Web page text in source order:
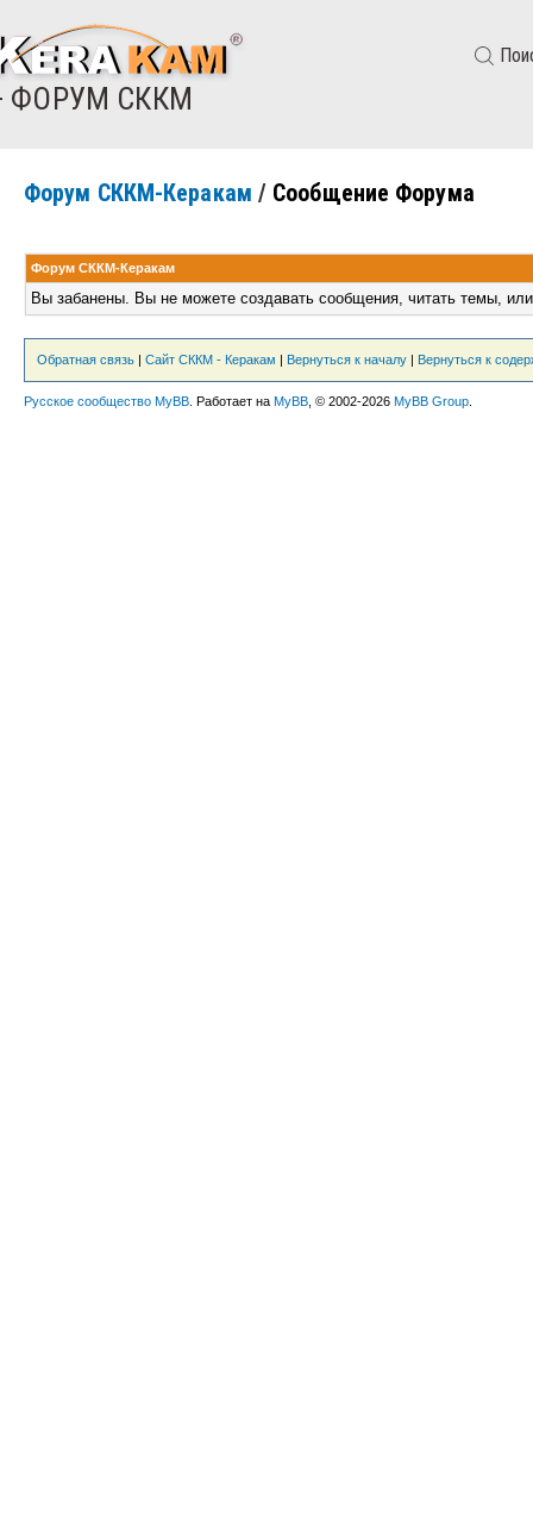
ФОРУМ СККМ
Форум СККМ-Керакам / Сообщение Форума
Форум СККМ-Керакам
Вы забанены. Вы не можете создавать сообщения, читать темы,
Обратная связь | Сайт СККМ - Керакам | Вернуться к началу | Вернуться к
Русское сообщество MyBB . Работает на MyBB , © 2002-2026 MyBB Group